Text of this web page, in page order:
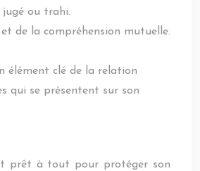
jugé ou trahi.
de la compréhension mutuelle.
élément clé de la relation
qui se présentent sur son
prêt à tout pour protéger son